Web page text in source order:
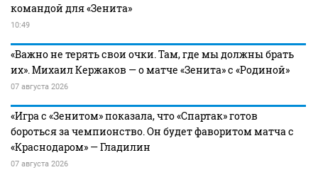
командой для «Зенита»
10:49
«Важно не терять свои очки. Там, где мы должны брать
их». Михаил Кержаков — о матче «Зенита» с «Родиной»
07 августа 2026
«Игра с «Зенитом» показала, что «Спартак» готов
бороться за чемпионство. Он будет фаворитом матча с
«Краснодаром» — Гладилин
07 августа 2026